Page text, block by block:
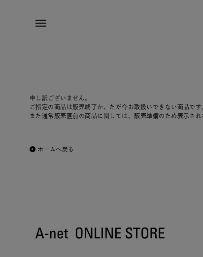
申し訳ございません。
ご指定の商品は販売終了か、ただ今お取扱いできない商品です
また通常販売直前の商品に関しては、販売準備のため表示され
ホームへ戻る